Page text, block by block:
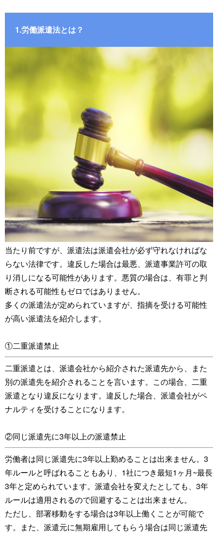
1.労働派遣法とは？
当たり前ですが、派遣法は派遣会社が必ず守れなければな
らない法律です。違反した場合は最悪、派遣事業許可の取
り消しになる可能性があります。悪質の場合は、有罪と判
断される可能性もゼロではありません。
多くの派遣法が定められていますが、指摘を受ける可能性
が高い派遣法を紹介します。
①二重派遣禁止
二重派遣とは、派遣会社から紹介された派遣先から、また
別の派遣先を紹介されることを言います。この場合、二重
派遣となり違反になります。違反した場合、派遣会社がペ
ナルティを受けることになります。
②同じ派遣先に3年以上の派遣禁止
労働者は同じ派遣先に3年以上勤めることは出来ません。3
年ルールと呼ばれることもあり、1社につき最短1ヶ月~最長
3年と定められています。派遣会社を変えたとしても、3年
ルールは適用されるので回避することは出来ません。
ただし、部署移動をする場合は3年以上働くことが可能で
す。また、派遣元に無期雇用してもらう場合は同じ派遣先